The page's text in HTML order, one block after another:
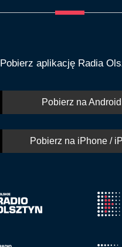
Pobierz aplikację Radia
Pobierz na Android
Pobierz na iPhone /